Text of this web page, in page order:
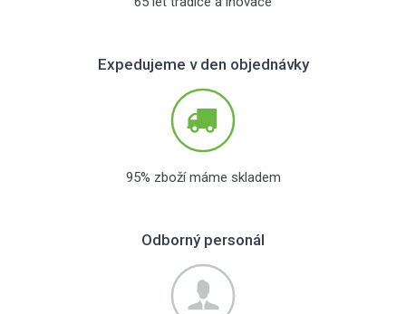
Expedujeme v den objednávky
95% zboží máme skladem
Odborný personál